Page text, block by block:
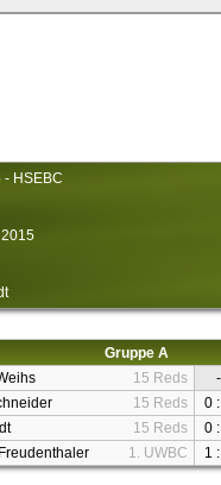
- HSEBC
Gruppe A
15 Reds
-
15 Reds
0
15 Reds
0
1. UWBC 1